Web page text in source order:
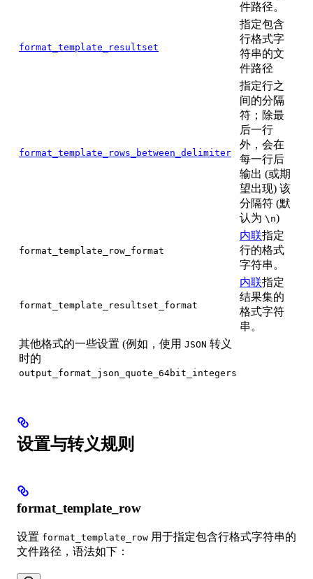
件路径。
format_template_resultset
指定包含
行格式字
符串的文
件路径
format_template_rows_between_delimiter
指定行之
间的分隔
符；除最
后一行
外，会在
每一行后
输出 (或期
望出现) 该
分隔符 (默
认为 \n)
format_template_row_format
内联指定
行的格式
字符串。
format_template_resultset_format
内联指定
结果集的
格式字符
串。
其他格式的一些设置 (例如，使用 JSON 转义
时的
output_format_json_quote_64bit_integers
设置与转义规则
format_template_row
设置 format_template_row 用于指定包含行格式字符串的
文件路径，语法如下：